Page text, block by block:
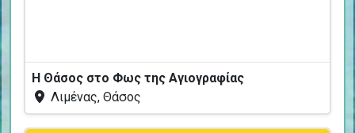
Η Θάσος στο Φως της Αγιογραφίας
Λιμένας, Θάσος